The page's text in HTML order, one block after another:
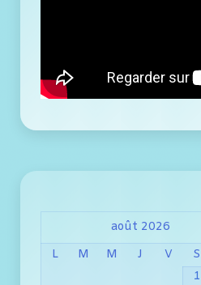
août 2026
L
M M J V S
1